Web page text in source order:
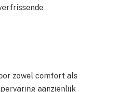
zowel comfort als
aanzienlijk